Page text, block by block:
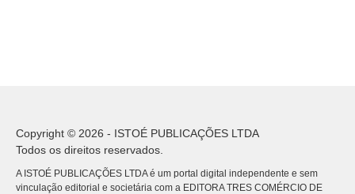
Copyright © 2026 - ISTOÉ PUBLICAÇÕES LTDA
Todos os direitos reservados.
A ISTOÉ PUBLICAÇÕES LTDA é um portal digital independente e sem
vinculação editorial e societária com a EDITORA TRES COMÉRCIO DE